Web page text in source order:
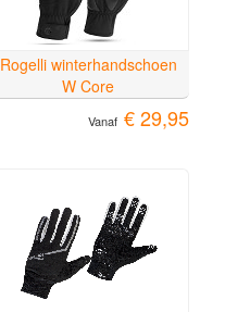
Rogelli winterhandschoen
W Core
Vanaf € 29,95